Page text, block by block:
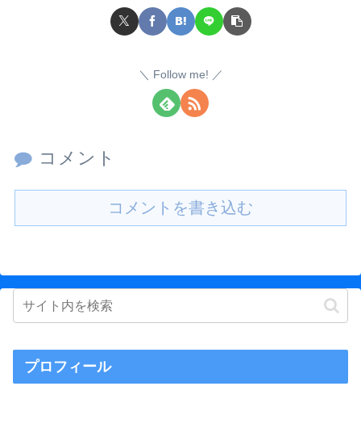
Follow me!
コメント
コメントを書き込む
プロフィール